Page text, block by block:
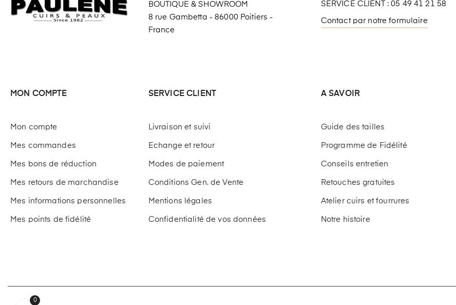
BOUTIQUE & SHOWROOM
8 rue Gambetta - 86000 Poitiers -
France
SERVICE CLIENT : 05 49 41 21 58
Contact par notre formulaire
MON COMPTE
Mon compte
Mes commandes
Mes bons de réduction
Mes retours de marchandise
Mes informations personnelles
Mes points de fidélité
SERVICE CLIENT
Livraison et suivi
Echange et retour
Modes de paiement
Conditions Gen. de Vente
Mentions légales
Confidentialité de vos données
A SAVOIR
Guide des tailles
Programme de Fidélité
Conseils entretien
Retouches gratuites
Atelier cuirs et fourrures
Notre histoire
0